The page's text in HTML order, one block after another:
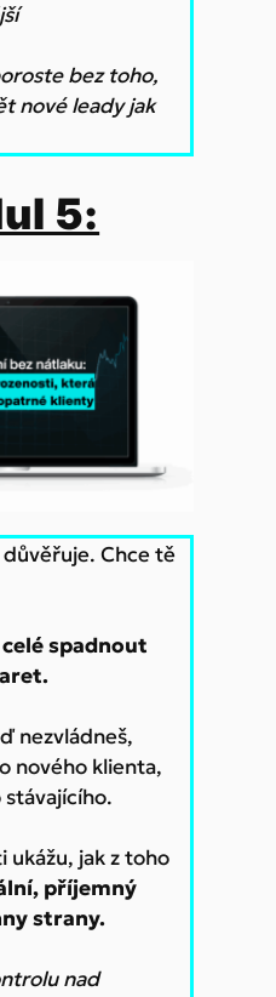
bez toho,
nové leady jak
5:
Chce tě
spadnout
nezvládneš,
nového klienta,
jak z toho
příjemný
strany.
nad